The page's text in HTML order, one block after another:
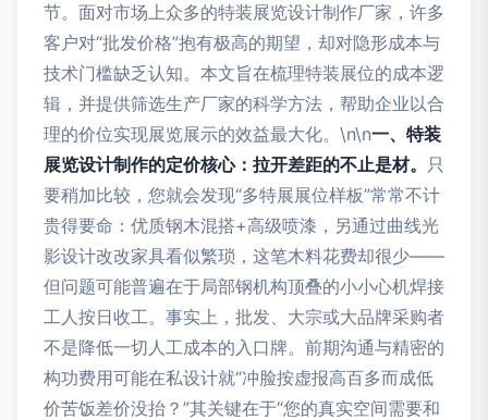
节。面对市场上众多的特装展览设计制作厂家，许多
客户对“批发价格”抱有极高的期望，却对隐形成本与
技术门槛缺乏认知。本文旨在梳理特装展位的成本逻
辑，并提供筛选生产厂家的科学方法，帮助企业以合
理的价位实现展览展示的效益最大化。\n\n一、特装
展览设计制作的定价核心：拉开差距的不止是材。 只
要稍加比较，您就会发现“多特展展位样板”常常不计
贵得要命：优质钢木混搭+高级喷漆，另通过曲线光
影设计改改家具看似繁琐，这笔木料花费却很少——
但问题可能普遍在于局部钢机构顶叠的小小心机焊接
工人按日收工。事实上，批发、大宗或大品牌采购者
不是降低一切人工成本的入口牌。前期沟通与精密的
构功费用可能在私设计就“冲脸按虚报高百多而成低
价苦饭差价没抬？”其关键在于“您的真实空间需要和